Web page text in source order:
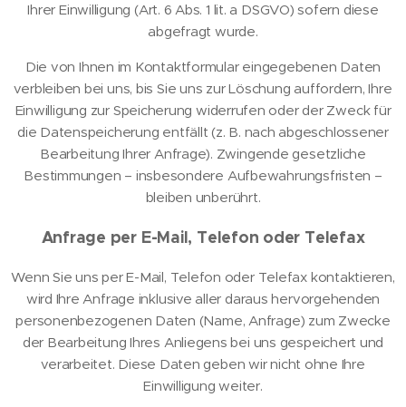
Ihrer Einwilligung (Art. 6 Abs. 1 lit. a DSGVO) sofern diese
abgefragt wurde.
Die von Ihnen im Kontaktformular eingegebenen Daten
verbleiben bei uns, bis Sie uns zur Löschung auffordern, Ihre
Einwilligung zur Speicherung widerrufen oder der Zweck für
die Datenspeicherung entfällt (z. B. nach abgeschlossener
Bearbeitung Ihrer Anfrage). Zwingende gesetzliche
Bestimmungen – insbesondere Aufbewahrungsfristen –
bleiben unberührt.
Anfrage per E-Mail, Telefon oder Telefax
Wenn Sie uns per E-Mail, Telefon oder Telefax kontaktieren,
wird Ihre Anfrage inklusive aller daraus hervorgehenden
personenbezogenen Daten (Name, Anfrage) zum Zwecke
der Bearbeitung Ihres Anliegens bei uns gespeichert und
verarbeitet. Diese Daten geben wir nicht ohne Ihre
Einwilligung weiter.